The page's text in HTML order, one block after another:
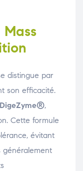
distingue par
son efficacité.
DigeZyme®,
Cette formule
évitant
généralement